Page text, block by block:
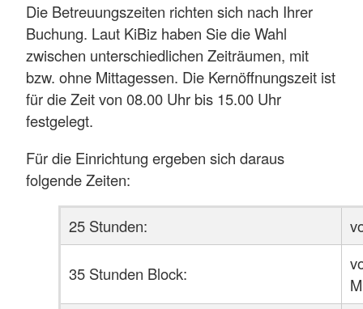
Die Betreuungszeiten richten sich nach Ihrer
Buchung. Laut KiBiz haben Sie die Wahl
zwischen unterschiedlichen Zeiträumen, mit
bzw. ohne Mittagessen. Die Kernöffnungszeit ist
für die Zeit von 08.00 Uhr bis 15.00 Uhr
festgelegt.
Für die Einrichtung ergeben sich daraus
folgende Zeiten:
25 Stunden:
35 Stunden Block: